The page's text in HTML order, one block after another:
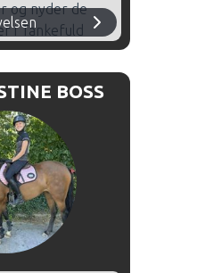
og nyder de
i Tankefuld
at
til årets
BOSS